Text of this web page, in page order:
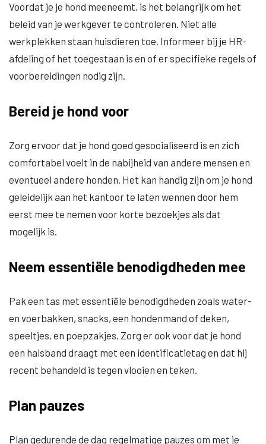
Voordat je je hond meeneemt, is het belangrijk om het
beleid van je werkgever te controleren. Niet alle
werkplekken staan huisdieren toe. Informeer bij je HR-
afdeling of het toegestaan is en of er specifieke regels of
voorbereidingen nodig zijn.
Bereid je hond voor
Zorg ervoor dat je hond goed gesocialiseerd is en zich
comfortabel voelt in de nabijheid van andere mensen en
eventueel andere honden. Het kan handig zijn om je hond
geleidelijk aan het kantoor te laten wennen door hem
eerst mee te nemen voor korte bezoekjes als dat
mogelijk is.
Neem essentiële benodigdheden mee
Pak een tas met essentiële benodigdheden zoals water-
en voerbakken, snacks, een hondenmand of deken,
speeltjes, en poepzakjes. Zorg er ook voor dat je hond
een halsband draagt met een identificatietag en dat hij
recent behandeld is tegen vlooien en teken.
Plan pauzes
Plan gedurende de dag regelmatige pauzes om met je